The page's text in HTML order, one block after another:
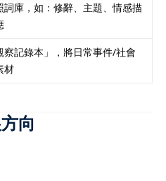
詞庫，如：修辭、主題、情感描
察記錄本」，將日常事件/社會
材
向